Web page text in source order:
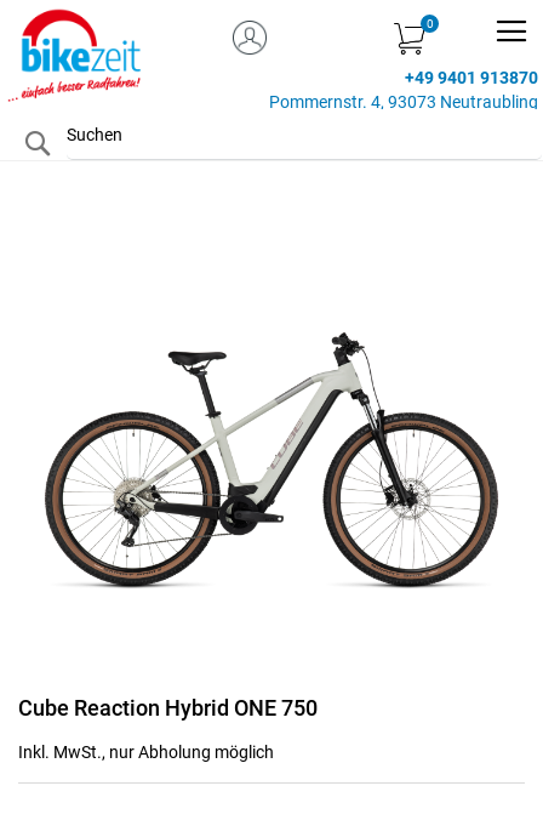
MEIN KONTO
+49 9401 913870
Pommernstr. 4, 93073 Neutraubling
Search
Zum
der
Cube Reaction Hybrid ONE 750
Inkl. MwSt., nur Abholung möglich